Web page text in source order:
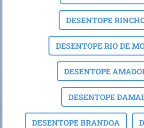
DESENTOPE
DESENTOPE RIO DE
DESENTOPE
DESENTOPE
DESENTOPE BRANDOA